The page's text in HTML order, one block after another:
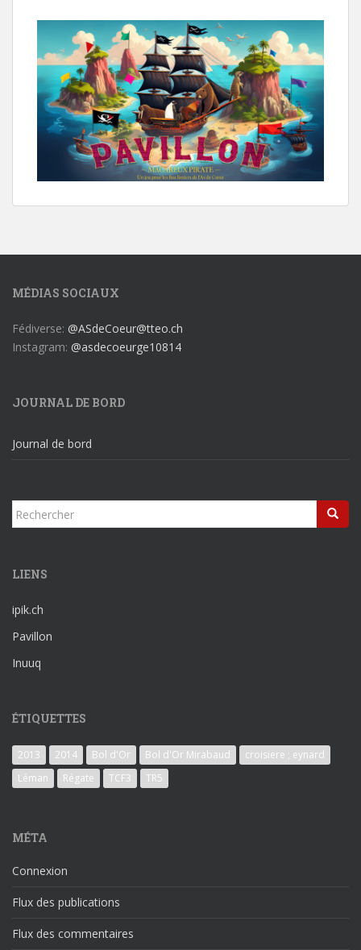
MÉDIAS SOCIAUX
Fédiverse: @ASdeCoeur@tteo.ch
Instagram: @asdecoeurge10814
JOURNAL DE BORD
Journal de bord
Rechercher...
LIENS
ipik.ch
Pavillon
Inuuq
ÉTIQUETTES
2013 2014 Bol d'Or Bol d'Or Mirabaud
croisiere ; eynard
Léman
Régate TCF3 TR5
MÉTA
Connexion
Flux des publications
Flux des commentaires